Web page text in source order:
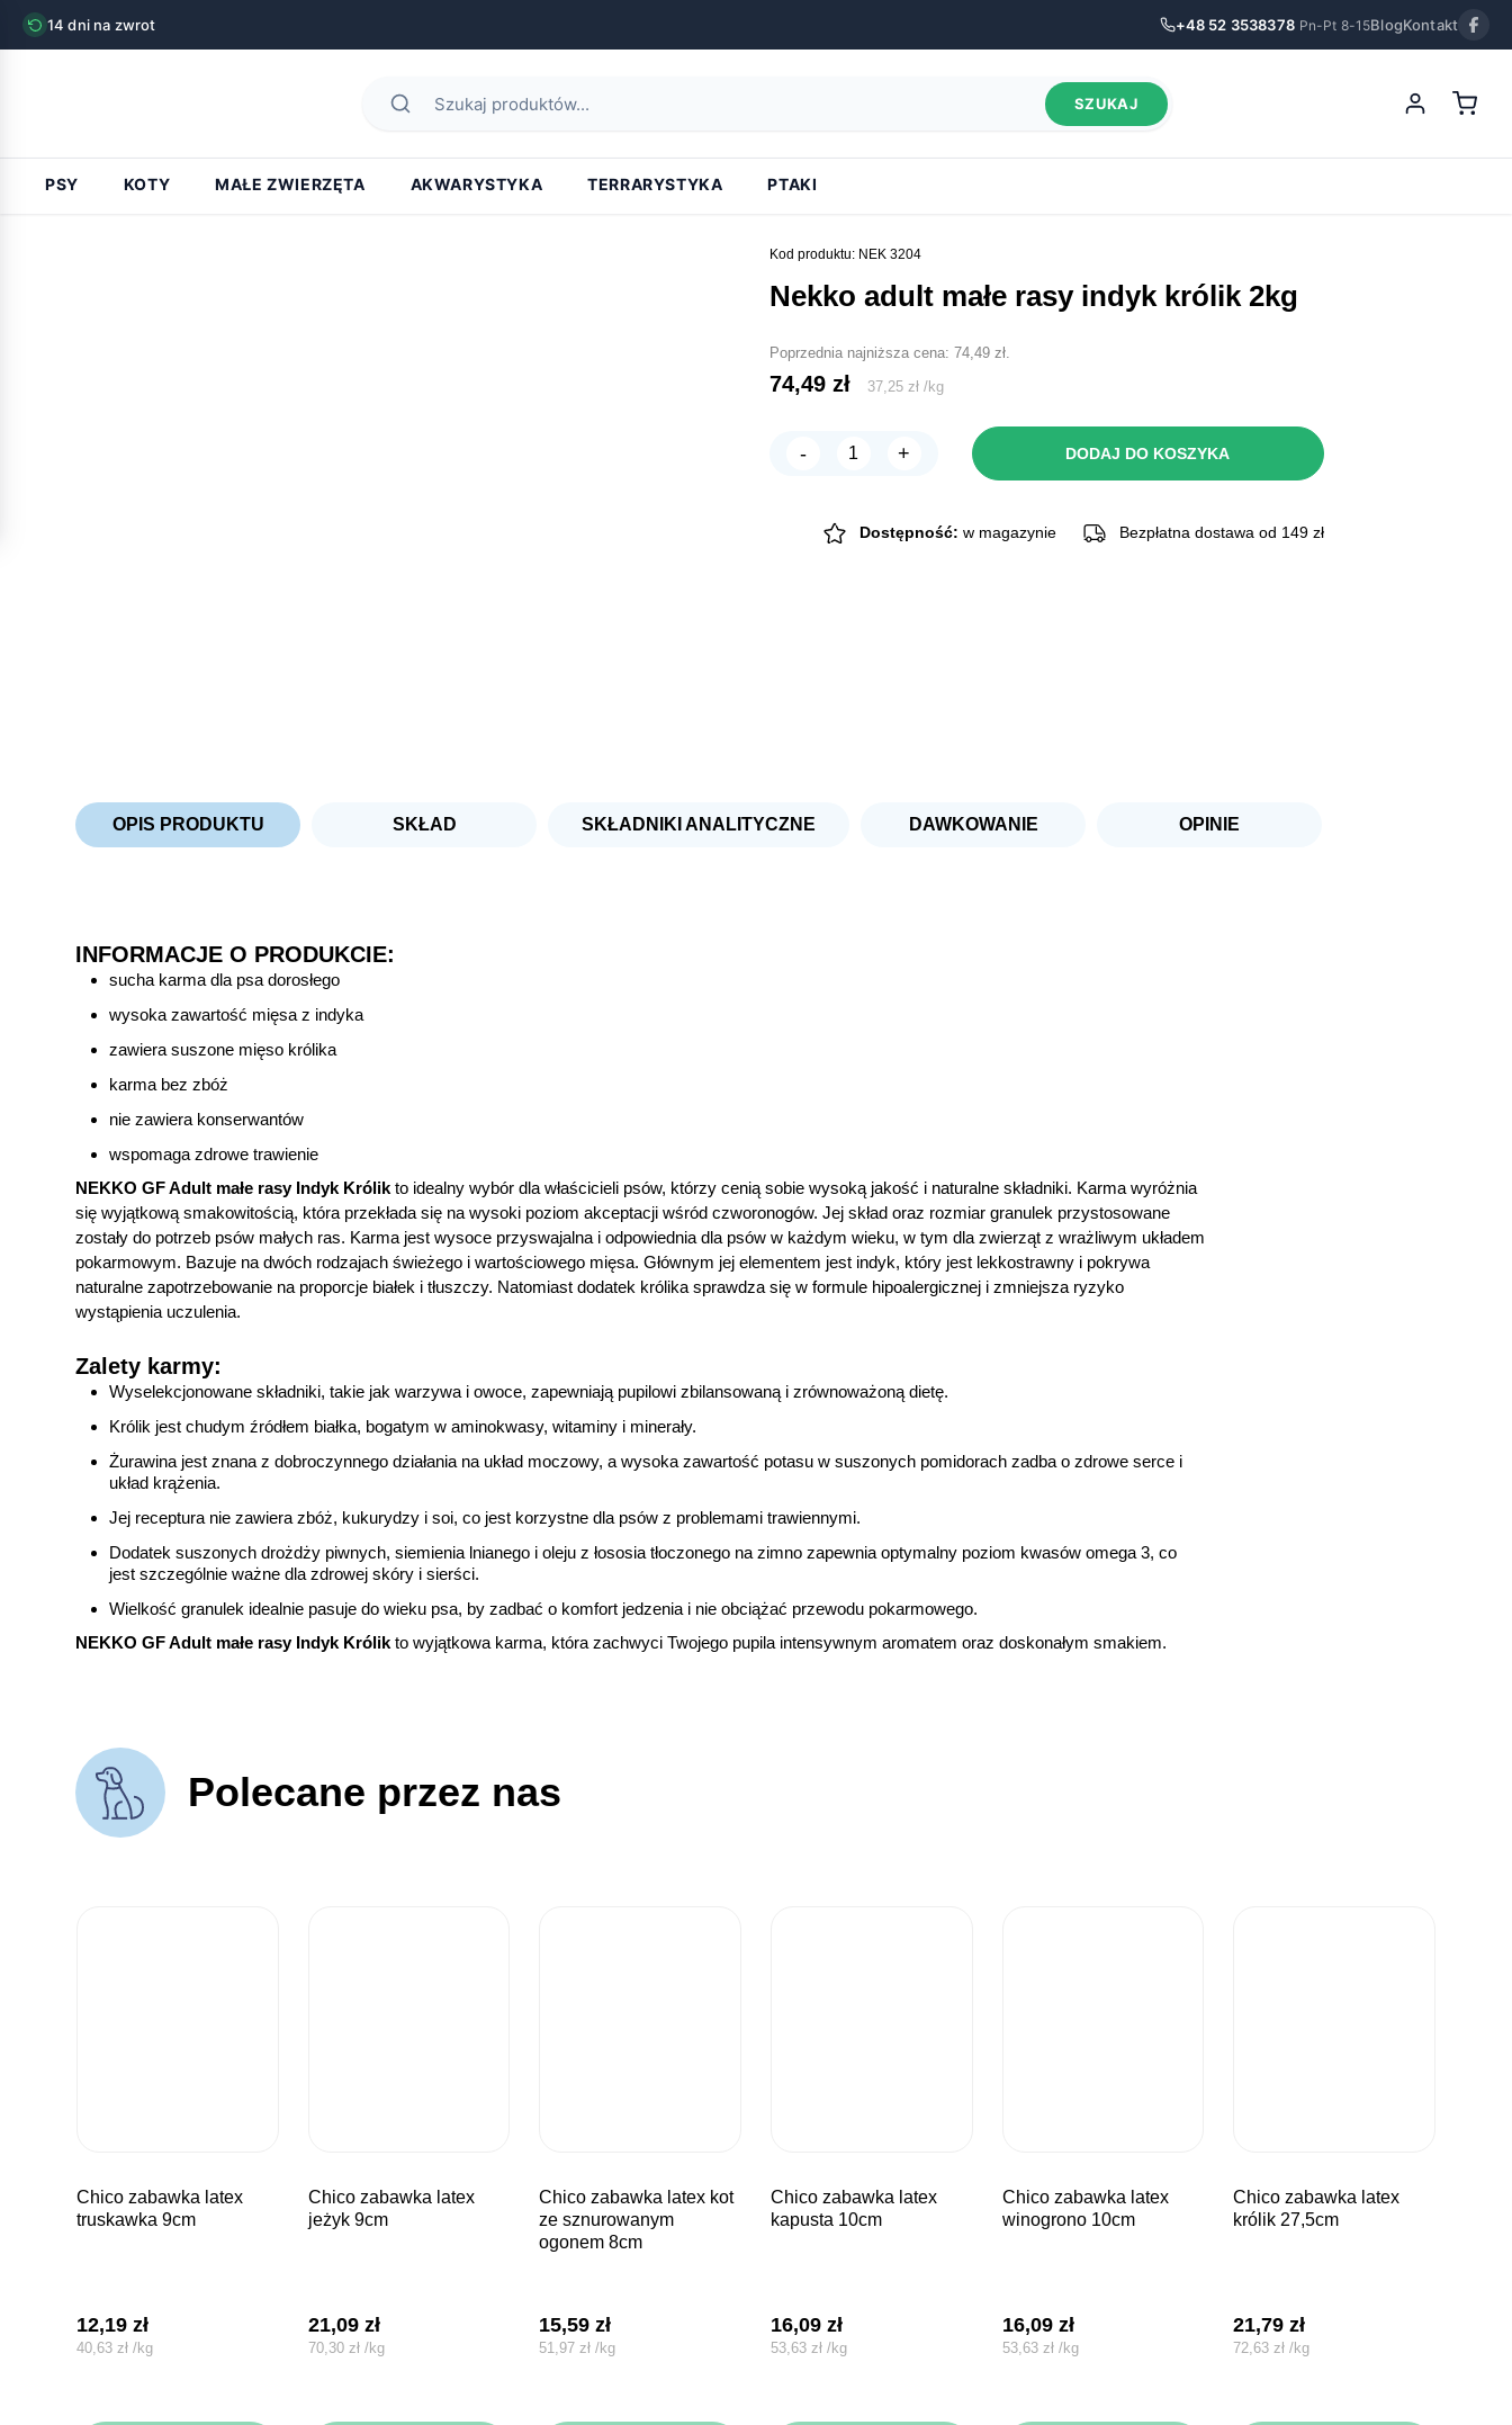
14 dni na zwrot +48 52 3538378 Pn-Pt 8-15BlogKontakt
SZUKAJ
PSY KOTY MAŁE ZWIERZĘTA AKWARYSTYKA TERRARYSTYKA PTAKI
Kod produktu: NEK 3204
nekko adult małe rasy indyk królik 2kg
Poprzednia najniższa cena: 74,49 zł.
74,49 zł 37,25 zł /kg
-
ilość
rasy
+ DODAJ DO KOSZYKA
Dostępność: w magazynie Bezpłatna dostawa od 149 zł
OPIS PRODUKTU SKŁAD SKŁADNIKI ANALITYCZNE DAWKOWANIE OPINIE
INFORMACJE O PRODUKCIE:
sucha karma dla psa dorosłego
wysoka zawartość mięsa z indyka
zawiera suszone mięso królika
karma bez zbóż
nie zawiera konserwantów
wspomaga zdrowe trawienie
NEKKO GF Adult małe rasy Indyk Królik to idealny wybór dla właścicieli psów, którzy cenią sobie wysoką jakość i naturalne składniki. Karma wyróżnia
się wyjątkową smakowitością, która przekłada się na wysoki poziom akceptacji wśród czworonogów. Jej skład oraz rozmiar granulek przystosowane
zostały do potrzeb psów małych ras. Karma jest wysoce przyswajalna i odpowiednia dla psów w każdym wieku, w tym dla zwierząt z wrażliwym układem
pokarmowym. Bazuje na dwóch rodzajach świeżego i wartościowego mięsa. Głównym jej elementem jest indyk, który jest lekkostrawny i pokrywa
naturalne zapotrzebowanie na proporcje białek i tłuszczy. Natomiast dodatek królika sprawdza się w formule hipoalergicznej i zmniejsza ryzyko
wystąpienia uczulenia.
Zalety karmy:
Wyselekcjonowane składniki, takie jak warzywa i owoce, zapewniają pupilowi zbilansowaną i zrównoważoną dietę.
Królik jest chudym źródłem białka, bogatym w aminokwasy, witaminy i minerały.
Żurawina jest znana z dobroczynnego działania na układ moczowy, a wysoka zawartość potasu w suszonych pomidorach zadba o zdrowe serce i
układ krążenia.
Jej receptura nie zawiera zbóż, kukurydzy i soi, co jest korzystne dla psów z problemami trawiennymi.
Dodatek suszonych drożdży piwnych, siemienia lnianego i oleju z łososia tłoczonego na zimno zapewnia optymalny poziom kwasów omega 3, co
jest szczególnie ważne dla zdrowej skóry i sierści.
Wielkość granulek idealnie pasuje do wieku psa, by zadbać o komfort jedzenia i nie obciążać przewodu pokarmowego.
NEKKO GF Adult małe rasy Indyk Królik to wyjątkowa karma, która zachwyci Twojego pupila intensywnym aromatem oraz doskonałym smakiem.
Polecane przez nas
chico zabawka latex
truskawka 9cm
12,19zł
40,63zł /kg
chico zabawka latex
jeżyk 9cm
21,09 zł
70,30 zł /kg
chico zabawka latex kot
ze sznurowanym
ogonem 8cm
15,59zł
51,97zł /kg
chico zabawka latex
kapusta 10cm
16,09 zł
53,63 zł /kg
chico zabawka latex
winogrono 10cm
16,09 zł
53,63 zł /kg
chico zabawka latex
królik 27,5cm
21,79zł
72,63zł /kg